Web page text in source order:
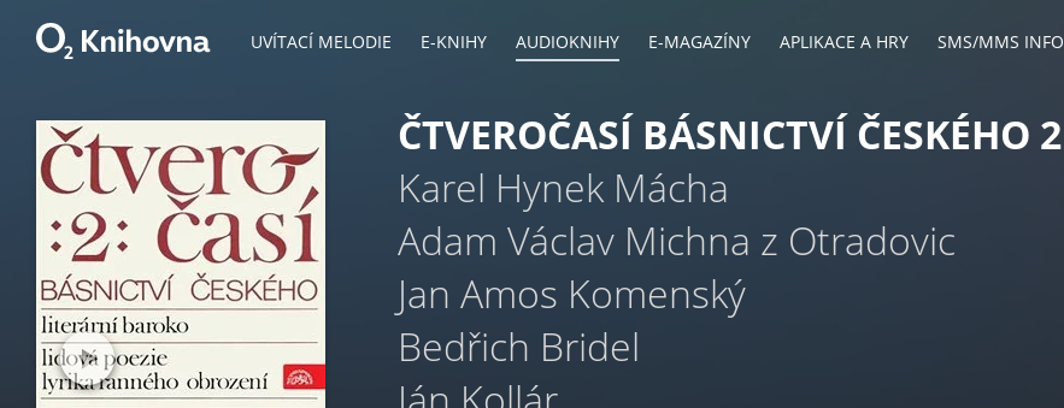
UVÍTACÍ MELODIE E-KNIHY AUDIOKNIHY E-MAGAZÍNY APLIKACE A HRY SMS/MMS INFO
ČTVEROČASÍ BÁSNICTVÍ ČESKÉHO 2
Karel Hynek Mácha
Adam Václav Michna z Otradovic
Jan Amos Komenský
Bedřich Bridel